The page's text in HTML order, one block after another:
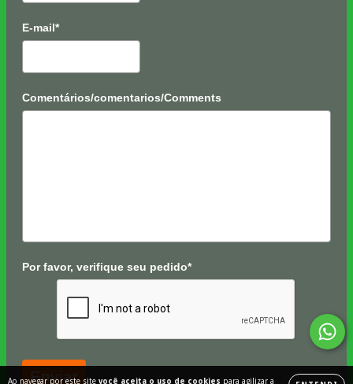
Ao navegar por este site você aceita o uso de cookies para agilizar a
E-mail*
Comentários/comentarios/Comments
Por favor, verifique seu pedido*
Enviar